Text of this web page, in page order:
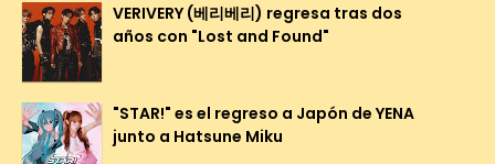
VERIVERY (베리베리) regresa tras dos
años con "Lost and Found"
"STAR!" es el regreso a Japón de YENA
junto a Hatsune Miku